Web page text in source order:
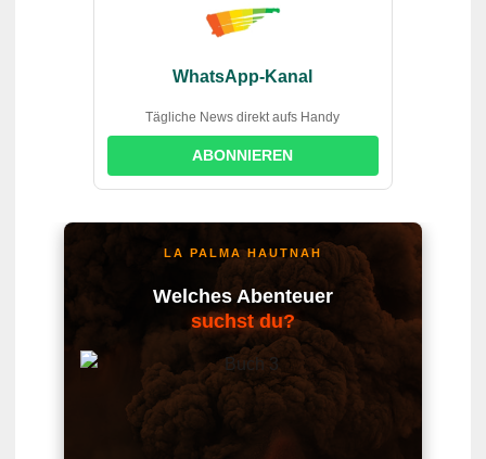
WhatsApp-Kanal
Tägliche News direkt aufs Handy
ABONNIEREN
LA PALMA HAUTNAH
Welches Abenteuer
suchst du?